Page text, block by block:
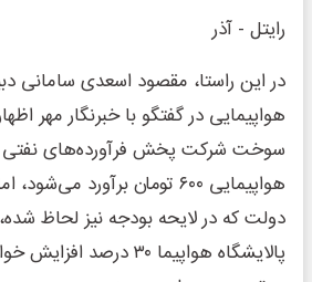
رایتل - آذر
در این راستا، مقصود اسعدی سامانی
هواپیمایی در گفتگو با خبرنگار مهر
سوخت شرکت پخش فرآورده‌های
هواپیمایی ۶۰۰ تومان برآورد
دولت که در لایحه بودجه نیز لحاظ
پالایشگاه هواپیما ۳۰